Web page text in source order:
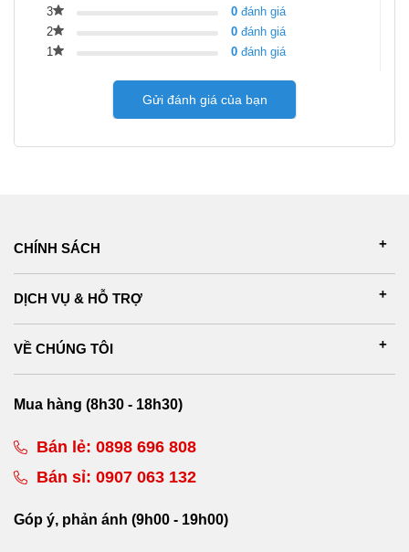
3
0 đánh giá
2
0 đánh giá
1
0 đánh giá
Gửi đánh giá của bạn
CHÍNH SÁCH
DỊCH VỤ & HỖ TRỢ
VỀ CHÚNG TÔI
Mua hàng (8h30 - 18h30)
Bán lẻ: 0898 696 808
Bán sỉ: 0907 063 132
Góp ý, phản ánh (9h00 - 19h00)